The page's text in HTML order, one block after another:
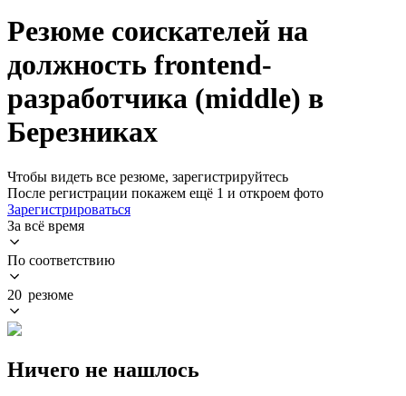
Резюме соискателей на
должность frontend-
разработчика (middle) в
Березниках
Чтобы видеть все резюме, зарегистрируйтесь
После регистрации покажем ещё 1 и откроем фото
Зарегистрироваться
За всё время
По соответствию
20 резюме
Ничего не нашлось